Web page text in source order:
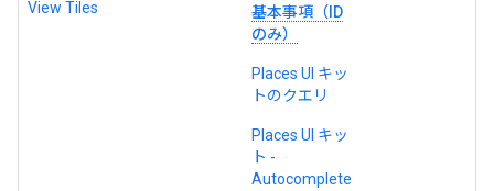
View Tiles
基本事項（ID
のみ）
Places UI キッ
トのクエリ
Places UI キッ
ト -
Autocomplete